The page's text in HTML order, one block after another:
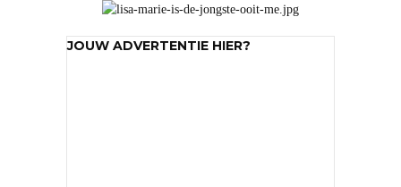
JOUW ADVERTENTIE HIER?